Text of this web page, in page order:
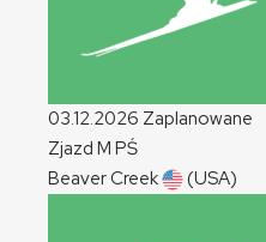
03.12.2026 Zaplanowane
Zjazd M PŚ
Beaver Creek
(USA)